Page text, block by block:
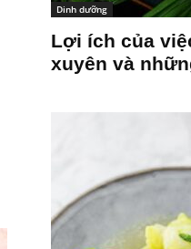
Dinh dưỡng
Lợi ích của
xuyên và